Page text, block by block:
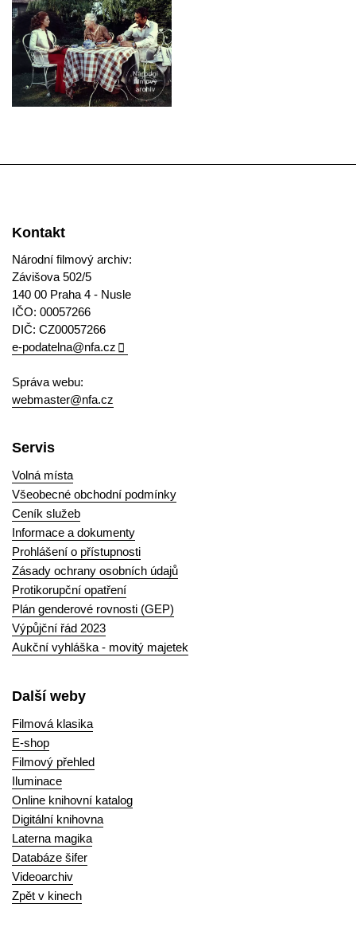
Kontakt
Národní filmový archiv:
Závišova 502/5
140 00 Praha 4 - Nusle
IČO: 00057266
DIČ: CZ00057266
e-podatelna@nfa.cz
Správa webu:
webmaster@nfa.cz
Servis
Volná místa
Všeobecné obchodní podmínky
Ceník služeb
Informace a dokumenty
Prohlášení o přístupnosti
Zásady ochrany osobních údajů
Protikorupční opatření
Plán genderové rovnosti (GEP)
Výpůjční řád 2023
Aukční vyhláška - movitý majetek
Další weby
Filmová klasika
E-shop
Filmový přehled
Iluminace
Online knihovní katalog
Digitální knihovna
Laterna magika
Databáze šifer
Videoarchiv
Zpět v kinech